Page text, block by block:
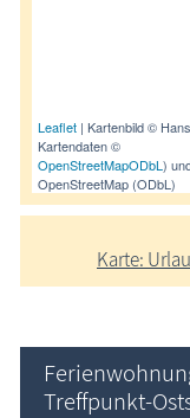
Leaflet | Kartenbild ©
Kartendaten ©
OpenStreetMapODbL)
OpenStreetMap (ODbL)
Karte:
Treffpunkt-